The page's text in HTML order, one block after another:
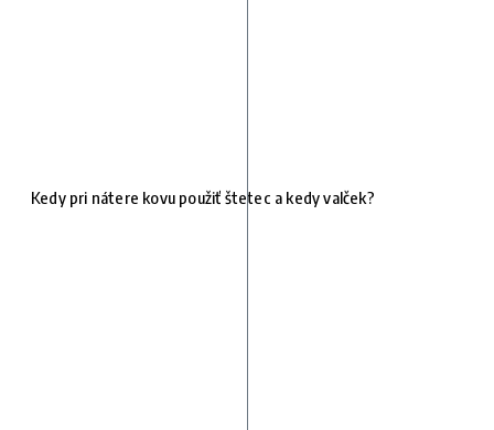
Kedy pri nátere kovu použiť štetec a kedy valček?